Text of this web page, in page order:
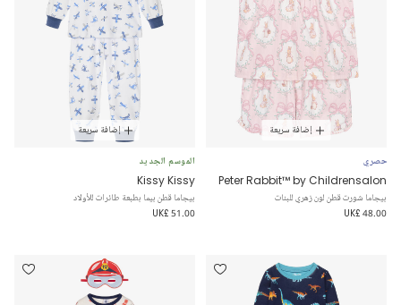
إضافة سريعة
حصري
Peter Rabbit™ by Childrensalon
بيجاما شورت قطن لون زهري للبنات
UK£ 48.00
إضافة سريعة
الموسم الجديد
Kissy Kissy
بيجاما قطن بيما بطبعة طائرات للأولاد
UK£ 51.00